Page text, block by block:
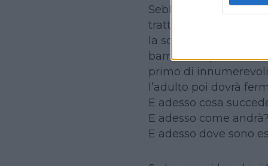
Sebbene la scuola
trattato e affrontato
la scuola materna e
bambino il primo
primo di
l’adulto poi dovrà
E adesso cosa
E adesso come andrà?
E adesso dove sono